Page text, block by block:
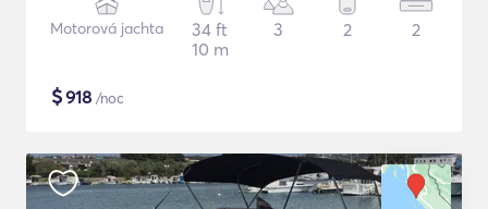
Motorová jachta
34 ft
10 m
3 2 2
$918 /noc